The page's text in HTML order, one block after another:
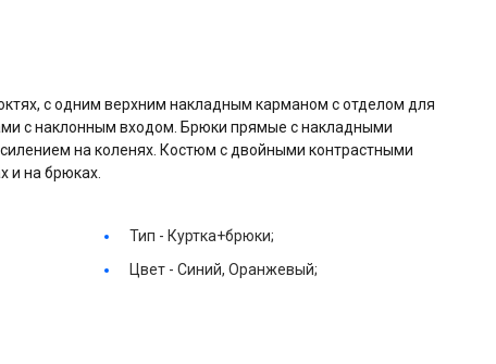
с одним верхним накладным карманом с отделом для
с наклонным входом. Брюки прямые с накладными
на коленях. Костюм с двойными контрастными
и на брюках.
Тип - Куртка+брюки;
Цвет -Синий, Оранжевый;